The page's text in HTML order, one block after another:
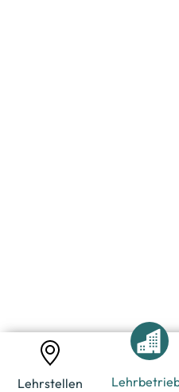
Lehrstellen